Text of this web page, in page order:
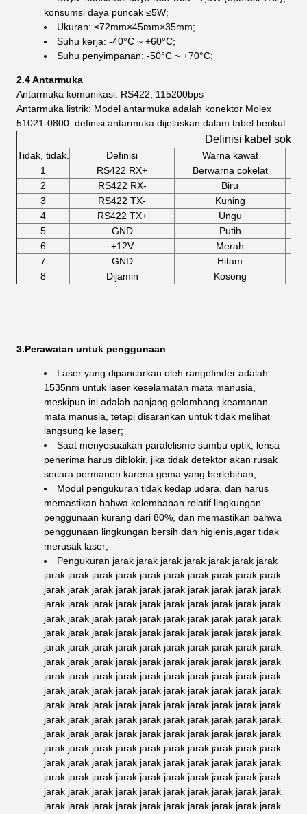
konsumsi daya puncak ≤5W;
Ukuran: ≤72mm×45mm×35mm;
Suhu kerja: -40°C ~ +60°C;
Suhu penyimpanan: -50°C ~ +70°C;
2.4 Antarmuka
Antarmuka komunikasi: RS422, 115200bps
Antarmuka listrik: Model antarmuka adalah konektor Molex
51021-0800. definisi antarmuka dijelaskan dalam tabel berikut.
Definisi kabel soket
Tidak, tidak. Definisi
Warna kawat
1
RS422 RX+
Berwarna cokelat
2
RS422 RX-
Biru
3
RS422 TX-
Kuning
4
RS422 TX+
Ungu
5
GND
Putih
6
+12V
Merah
7
GND
Hitam
8
Dijamin Kosong
3.Perawatan untuk penggunaan
Laser yang dipancarkan oleh rangefinder adalah
1535nm untuk laser keselamatan mata manusia,
meskipun ini adalah panjang gelombang keamanan
mata manusia, tetapi disarankan untuk tidak melihat
langsung ke laser;
Saat menyesuaikan paralelisme sumbu optik, lensa
penerima harus diblokir, jika tidak detektor akan rusak
secara permanen karena gema yang berlebihan;
Modul pengukuran tidak kedap udara, dan harus
memastikan bahwa kelembaban relatif lingkungan
penggunaan kurang dari 80%, dan memastikan bahwa
penggunaan lingkungan bersih dan higienis,agar tidak
merusak laser;
Pengukuran jarak jarak jarak jarak jarak jarak jarak
jarak jarak jarak jarak jarak jarak jarak jarak jarak jarak
jarak jarak jarak jarak jarak jarak jarak jarak jarak jarak
jarak jarak jarak jarak jarak jarak jarak jarak jarak jarak
jarak jarak jarak jarak jarak jarak jarak jarak jarak jarak
jarak jarak jarak jarak jarak jarak jarak jarak jarak jarak
jarak jarak jarak jarak jarak jarak jarak jarak jarak jarak
jarak jarak jarak jarak jarak jarak jarak jarak jarak jarak
jarak jarak jarak jarak jarak jarak jarak jarak jarak jarak
jarak jarak jarak jarak jarak jarak jarak jarak jarak jarak
jarak jarak jarak jarak jarak jarak jarak jarak jarak jarak
jarak jarak jarak jarak jarak jarak jarak jarak jarak jarak
jarak jarak jarak jarak jarak jarak jarak jarak jarak jarak
jarak jarak jarak jarak jarak jarak jarak jarak jarak jarak
jarak jarak jarak jarak jarak jarak jarak jarak jarak jarak
jarak jarak jarak jarak jarak jarak jarak jarak jarak jarak
jarak jarak jarak jarak jarak jarak jarak jarak jarak jarak
jarak jarak jarak jarak jarak jarak jarak jarak jarak jarak